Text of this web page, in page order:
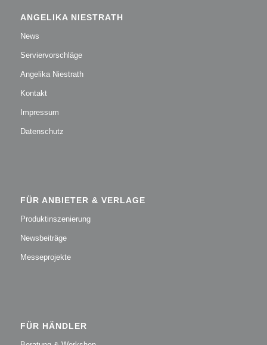
ANGELIKA NIESTRATH
News
Serviervorschläge
Angelika Niestrath
Kontakt
Impressum
Datenschutz
FÜR ANBIETER & VERLAGE
Produktinszenierung
Newsbeiträge
Messeprojekte
FÜR HÄNDLER